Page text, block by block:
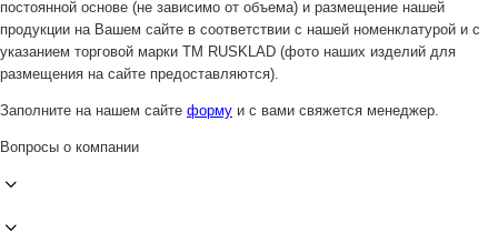
постоянной основе (не зависимо от объема) и размещение нашей
продукции на Вашем сайте в соответствии с нашей номенклатурой и с
указанием торговой марки ТМ RUSKLAD (фото наших изделий для
размещения на сайте предоставляются).
Заполните на нашем сайте форму и с вами свяжется менеджер.
Вопросы о компании